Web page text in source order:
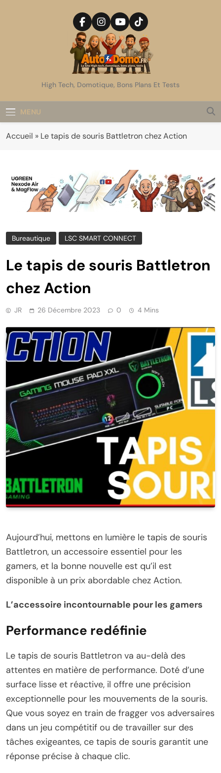
AutoDomo
High Tech, Domotique, Bons Plans Et Tests
MENU
Accueil » Le tapis de souris Battletron chez Action
Bureautique LSC SMART CONNECT
Le tapis de souris Battletron
chez Action
JR 26 Décembre 2023 0 4 Mins
Aujourd’hui, mettons en lumière le tapis de souris
Battletron, un accessoire essentiel pour les
gamers, et la bonne nouvelle est qu’il est
disponible à un prix abordable chez Action.
L’accessoire incontournable pour les gamers
Performance redéfinie
Le tapis de souris Battletron va au-delà des
attentes en matière de performance. Doté d’une
surface lisse et réactive, il offre une précision
exceptionnelle pour les mouvements de la souris.
Que vous soyez en train de fragger vos adversaires
dans un jeu compétitif ou de travailler sur des
tâches exigeantes, ce tapis de souris garantit une
réponse précise à chaque clic.